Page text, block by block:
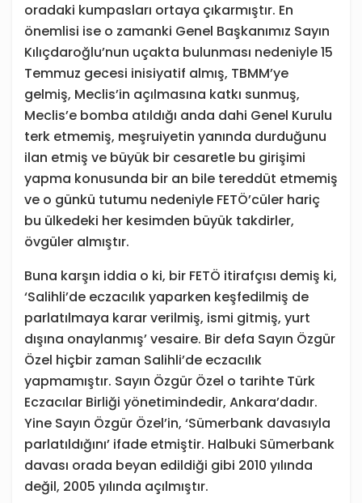
oradaki kumpasları ortaya çıkarmıştır. En
önemlisi ise o zamanki Genel Başkanımız Sayın
Kılıçdaroğlu’nun uçakta bulunması nedeniyle 15
Temmuz gecesi inisiyatif almış, TBMM’ye
gelmiş, Meclis’in açılmasına katkı sunmuş,
Meclis’e bomba atıldığı anda dahi Genel Kurulu
terk etmemiş, meşruiyetin yanında durduğunu
ilan etmiş ve büyük bir cesaretle bu girişimi
yapma konusunda bir an bile tereddüt etmemiş
ve o günkü tutumu nedeniyle FETÖ’cüler hariç
bu ülkedeki her kesimden büyük takdirler,
övgüler almıştır.
Buna karşın iddia o ki, bir FETÖ itirafçısı demiş ki,
‘Salihli’de eczacılık yaparken keşfedilmiş de
parlatılmaya karar verilmiş, ismi gitmiş, yurt
dışına onaylanmış’ vesaire. Bir defa Sayın Özgür
Özel hiçbir zaman Salihli’de eczacılık
yapmamıştır. Sayın Özgür Özel o tarihte Türk
Eczacılar Birliği yönetimindedir, Ankara’dadır.
Yine Sayın Özgür Özel’in, ‘Sümerbank davasıyla
parlatıldığını’ ifade etmiştir. Halbuki Sümerbank
davası orada beyan edildiği gibi 2010 yılında
değil, 2005 yılında açılmıştır.